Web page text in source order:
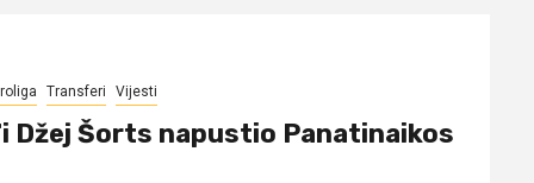
Transferi Vijesti
Džej Šorts napustio Panatinaikos